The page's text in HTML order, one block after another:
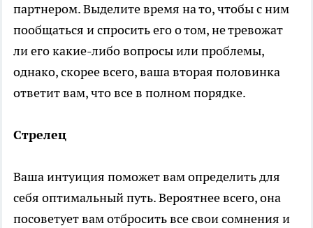
партнером. Выделите время на то, чтобы с ним
пообщаться и спросить его о том, не тревожат
ли его какие-либо вопросы или проблемы,
однако, скорее всего, ваша вторая половинка
ответит вам, что все в полном порядке.
Стрелец
Ваша интуиция поможет вам определить для
себя оптимальный путь. Вероятнее всего, она
посоветует вам отбросить все свои сомнения и